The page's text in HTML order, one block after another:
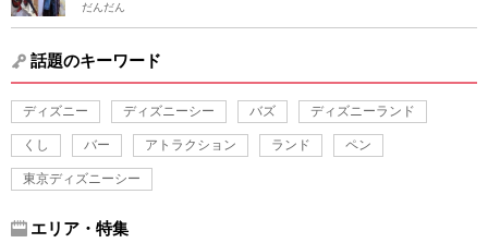
だんだん
話題のキーワード
ディズニー ディズニーシー バズ ディズニーランド
くし バー アトラクション ランド ペン
東京ディズニーシー
エリア・特集